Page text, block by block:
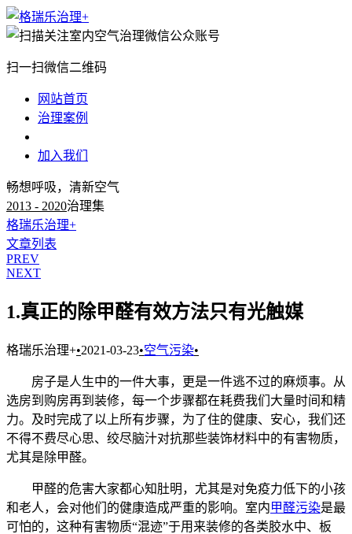
扫一扫微信二维码
网站首页
治理案例
加入我们
畅想呼吸，清新空气
2013 - 2020治理集
格瑞乐治理+
文章列表
PREV
NEXT
1.真正的除甲醛有效方法只有光触媒
格瑞乐治理+•2021-03-23•空气污染•
房子是人生中的一件大事，更是一件逃不过的麻烦事。从
选房到购房再到装修，每一个步骤都在耗费我们大量时间和精
力。及时完成了以上所有步骤，为了住的健康、安心，我们还
不得不费尽心思、绞尽脑汁对抗那些装饰材料中的有害物质，
尤其是除甲醛。
甲醛的危害大家都心知肚明，尤其是对免疫力低下的小孩
和老人，会对他们的健康造成严重的影响。室内甲醛污染是最
可怕的，这种有害物质“混迹”于用来装修的各类胶水中、板